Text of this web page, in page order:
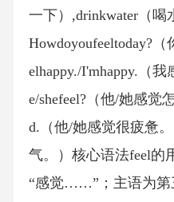
一下）,drinkwater（喝
Howdoyoufeeltoday?
elhappy./I'mhappy.（
e/shefeel?（他/她感觉
d.（他/她感觉很疲惫
气。）核心语法feel的
“感觉……”；主语为第